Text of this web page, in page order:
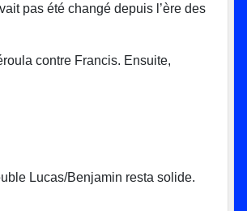
pas été changé depuis l’ère des
contre Francis. Ensuite,
Lucas/Benjamin resta solide.